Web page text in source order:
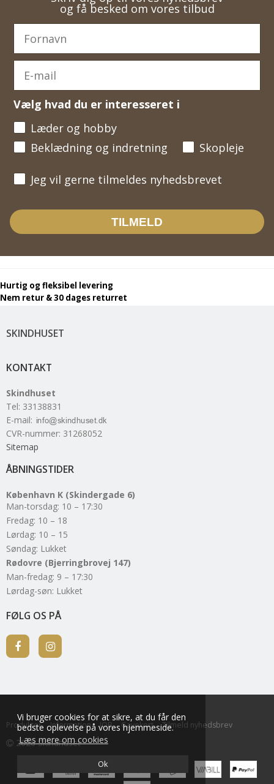
Vi bruger cookies for at sikre, at du får den
bedste oplevelse på vores hjemmeside.
Læs mere om cookies
Ok
SKINDHUSET
KONTAKT
Skindhuset
Tel: 33138831
E-mail:
CVR-nummer: 31268052
Sitemap
ÅBNINGSTIDER
København K (Skindergade 6)
Man-torsdag: 10 – 17:30
Fredag: 10 – 18
Lørdag: 10 – 15
Søndag: Lukket
Rødovre (Bjerringbrovej 147)
Man-fredag: 9 – 17:30
Lørdag-søn: Lukket
FØLG OS PÅ
Produkter Information JOB Gavekort Tilmeld nyhedsbrev
2026 Skindhuset
og få besked om vores tilbud
Vælg hvad du er interesseret i
Læder og hobby
Beklædning og indretning
Skopleje
Jeg vil gerne tilmeldes nyhedsbrevet
Jeg vil gerne tilmeldes nyhedsbrevet
TILMELD
Hurtig og fleksibel levering
Nem retur & 30 dages returret